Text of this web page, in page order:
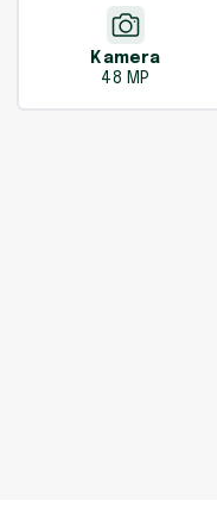
Kamera
48 MP